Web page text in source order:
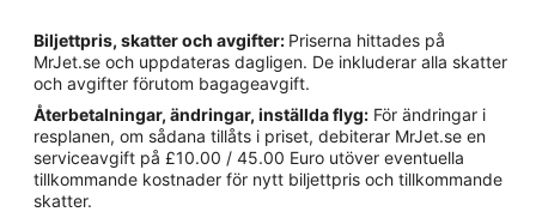
Hotell i Bogliasco
Hotell i Camogli
Hotell i Cavi
Hotell i Chiavari
Hotell i Cogorno
Biljettpris, skatter och avgifter: Priserna hittades på
MrJet.se och uppdateras dagligen. De inkluderar alla skatter
och avgifter förutom bagageavgift.
Återbetalningar, ändringar, inställda flyg: För ändringar i
resplanen, om sådana tillåts i priset, debiterar MrJet.se en
serviceavgift på £10.00 / 45.00 Euro utöver eventuella
tillkommande kostnader för nytt biljettpris och tillkommande
skatter.